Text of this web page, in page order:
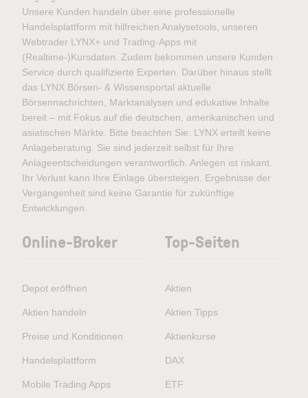
Unsere Kunden handeln über eine professionelle
Handelsplattform mit hilfreichen Analysetools, unseren
Webtrader LYNX+ und Trading-Apps mit
(Realtime-)Kursdaten. Zudem bekommen unsere Kunden
Service durch qualifizierte Experten. Darüber hinaus stellt
das LYNX Börsen- & Wissensportal aktuelle
Börsennachrichten, Marktanalysen und edukative Inhalte
bereit – mit Fokus auf die deutschen, amerikanischen und
asiatischen Märkte. Bitte beachten Sie: LYNX erteilt keine
Anlageberatung. Sie sind jederzeit selbst für Ihre
Anlageentscheidungen verantwortlich. Anlegen ist riskant.
Ihr Verlust kann Ihre Einlage übersteigen. Ergebnisse der
Vergangenheit sind keine Garantie für zukünftige
Entwicklungen.
Online-Broker
Depot eröffnen
Aktien handeln
Preise und Konditionen
Handelsplattform
Mobile Trading Apps
Top-Seiten
Aktien
Aktien Tipps
Aktienkurse
DAX
ETF